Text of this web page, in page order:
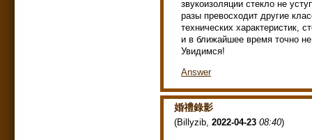
звукоизоляции стекло не
разы превосходит другие
технических характеристик,
и в ближайшее время точно
Увидимся!
Answer
婚禮錄影
(Billyzib, 2022-04-23 08:40)